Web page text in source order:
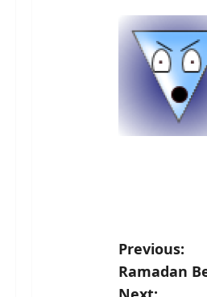
P
o
Previous:
Ramadan